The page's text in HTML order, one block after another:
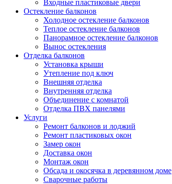
Входные пластиковые двери
Остекление балконов
Холодное остекление балконов
Теплое остекление балконов
Панорамное остекление балконов
Вынос остекления
Отделка балконов
Установка крыши
Утепление под ключ
Внешняя отделка
Внутренняя отделка
Объединение с комнатой
Отделка ПВХ панелями
Услуги
Ремонт балконов и лоджий
Ремонт пластиковых окон
Замер окон
Доставка окон
Монтаж окон
Обсада и окосячка в деревянном доме
Сварочные работы